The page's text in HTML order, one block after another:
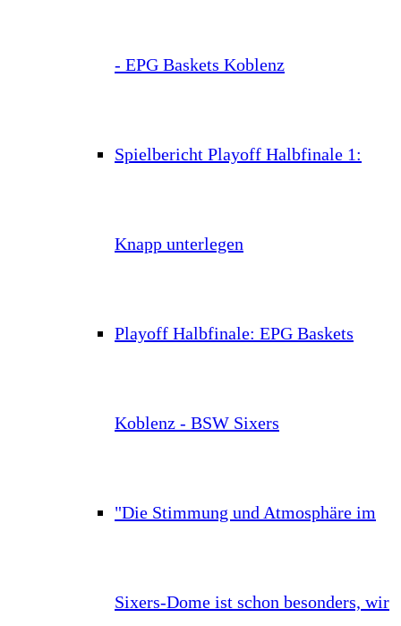
- EPG Baskets Koblenz
Spielbericht Playoff Halbfinale 1:
Knapp unterlegen
Playoff Halbfinale: EPG Baskets
Koblenz - BSW Sixers
"Die Stimmung und Atmosphäre im
Sixers-Dome ist schon besonders, wir